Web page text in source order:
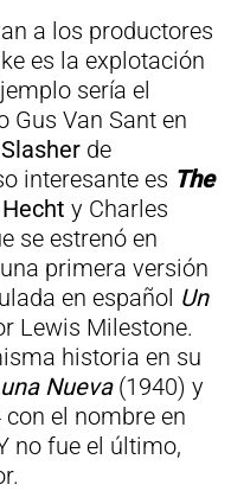
a los productores
es la explotación
sería el
Gus Van Sant en
Slasherde
interesante es The
y Charles
se estrenó en
primera versión
en español Un
Lewis Milestone.
historia en su
Nueva(1940) y
el nombre en
no fue el último,